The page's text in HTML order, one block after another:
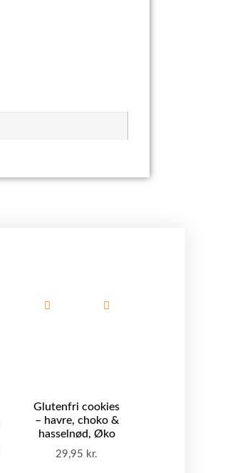
Glutenfri cookies
– havre, choko &
hasselnød, Øko
29,95 kr.